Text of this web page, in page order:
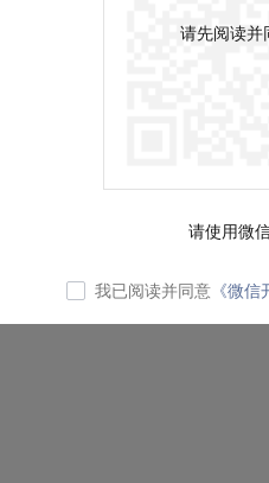
请先阅读并
请使用微
我已阅读并同意 《微